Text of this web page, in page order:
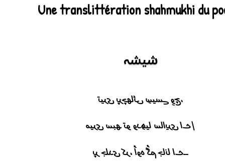
Une translittération shahmukhi du
شیشہ
تیری پرچھائی سِیسے وِچ،
میری سبھ تو ودھِیا ساایری اے|
پر جلدی کر، اُوہ گُم جانا اے۔۔